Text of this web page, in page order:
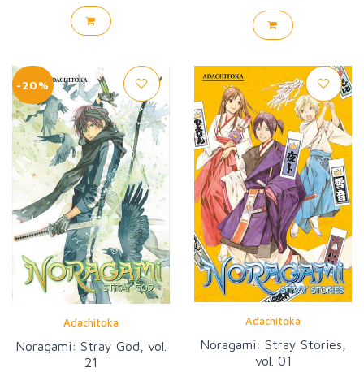
-20%
Adachitoka
Noragami: Stray God, vol.
21
Adachitoka
Noragami: Stray Stories,
vol. 01